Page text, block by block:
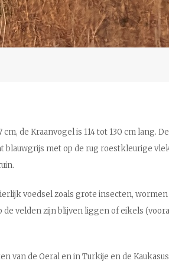
de Kraanvogel is 114 tot 130 cm lang.
blauwgrijs met op de rug roestkleurige
voedsel zoals grote insecten,
velden zijn blijven liggen of eikels
van de Oeral en in Turkije en de